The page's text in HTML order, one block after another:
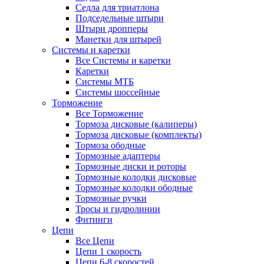
Седла для триатлона
Подседельные штыри
Штыри дропперы
Манетки для штырей
Системы и каретки
Все Системы и каретки
Каретки
Системы МТБ
Системы шоссейные
Торможение
Все Торможение
Тормоза дисковые (калиперы)
Тормоза дисковые (комплекты)
Тормоза ободные
Тормозные адаптеры
Тормозные диски и роторы
Тормозные колодки дисковые
Тормозные колодки ободные
Тормозные ручки
Тросы и гидролинии
Фитинги
Цепи
Все Цепи
Цепи 1 скорость
Цепи 6-8 скоростей